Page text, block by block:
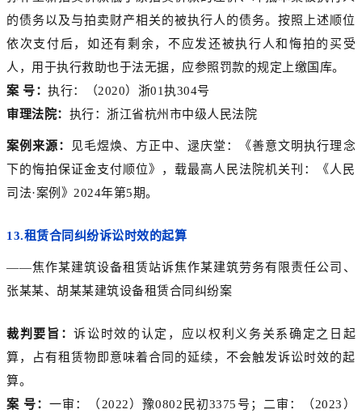
的债务以及与拍卖财产相关的被执行人的债务。按照上述顺位
依次支付后，如还有剩余，不应发还被执行人和悔拍的买受
人，用于执行救助也于法无据，应参照罚款的规定上缴国库。
案 号： 执行：（2020）浙01执304号
审理法院： 执行：浙江省杭州市中级人民法院
案例来源：
见毛煜焕、方正中、逯庆堂：《善意文明执行理念
下的悔拍保证金支付顺位》，载最高人民法院机关刊：《人民
司法·案例》2024年第5期。
13.租赁合同纠纷诉讼时效的起算
——焦作某建筑设备租赁站诉焦作某建筑劳务有限责任公司、
张某某、胡某某建筑设备租赁合同纠纷案
裁判要旨：诉讼时效的认定，应以权利义务关系确定之日起
算，占有租赁物即意味着合同的延续，不会触发诉讼时效的起
算。
案 号：一审：（2022）豫0802民初3375号；二审：（2023）